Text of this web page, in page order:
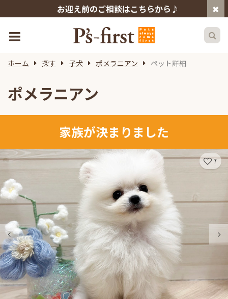
お迎え前のご相談はこちらから♪
ホーム 探す 子犬 ポメラニアン ペット詳細
ポメラニアン
家族が決まりました
7